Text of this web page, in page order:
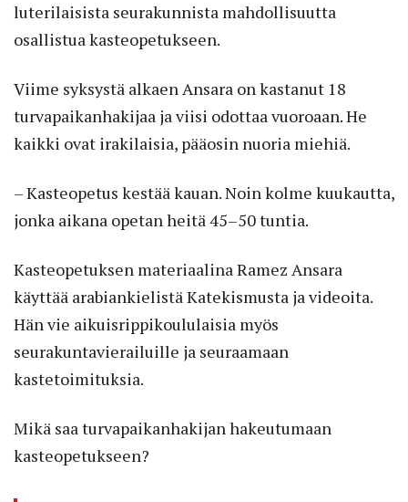
luterilaisista seurakunnista mahdollisuutta
osallistua kasteopetukseen.
Viime syksystä alkaen Ansara on kastanut 18
turvapaikanhakijaa ja viisi odottaa vuoroaan. He
kaikki ovat irakilaisia, pääosin nuoria miehiä.
– Kasteopetus kestää kauan. Noin kolme kuukautta,
jonka aikana opetan heitä 45–50 tuntia.
Kasteopetuksen materiaalina Ramez Ansara
käyttää arabiankielistä Katekismusta ja videoita.
Hän vie aikuisrippikoululaisia myös
seurakuntavierailuille ja seuraamaan
kastetoimituksia.
Mikä saa turvapaikanhakijan hakeutumaan
kasteopetukseen?